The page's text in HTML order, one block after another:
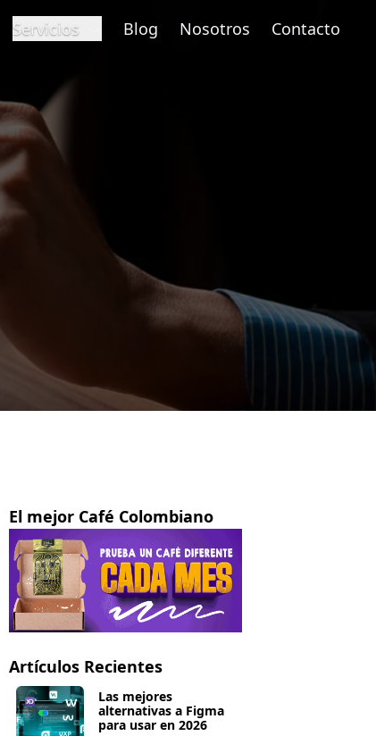
Servicios Blog Nosotros Contacto
El mejor Café Colombiano
Artículos Recientes
Las mejores
alternativas a Figma
para usar en 2026